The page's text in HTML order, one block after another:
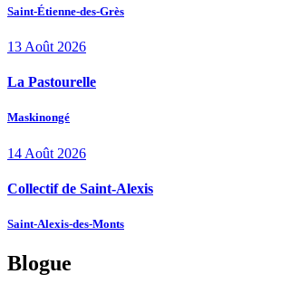
Saint-Étienne-des-Grès
13 Août 2026
La Pastourelle
Maskinongé
14 Août 2026
Collectif de Saint-Alexis
Saint-Alexis-des-Monts
Blogue